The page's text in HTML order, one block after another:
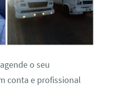
o seu
conta e profissional